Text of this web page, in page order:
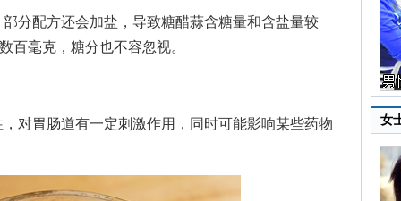
配方还会加盐，导致糖醋蒜含糖量和含盐量较
百毫克，糖分也不容忽视。
胃肠道有一定刺激作用，同时可能影响某些药物 女